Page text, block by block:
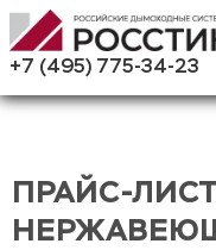
+7 (495) 775-34-23
ПРАЙС-